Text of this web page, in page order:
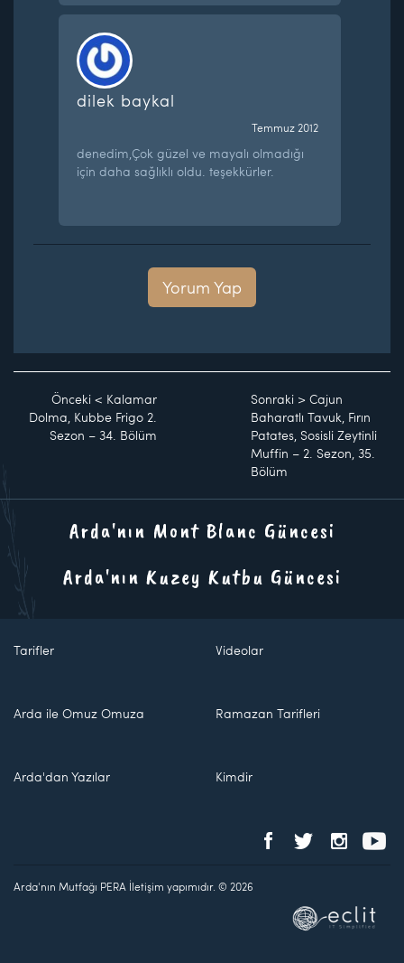
dilek baykal
Temmuz 2012
denedim,Çok güzel ve mayalı olmadığı
için daha sağlıklı oldu. teşekkürler.
Yorum Yap
Önceki < Kalamar
Dolma, Kubbe Frigo 2.
Sezon – 34. Bölüm
Sonraki >Cajun
Baharatlı Tavuk, Fırın
Patates, Sosisli Zeytinli
Muffin – 2. Sezon, 35.
Bölüm
Arda'nın Mont Blanc Güncesi
Arda'nın Kuzey Kutbu Güncesi
Tarifler Videolar
Arda ile Omuz Omuza Ramazan Tarifleri
Arda'dan Yazılar Kimdir
Arda'nın Mutfağı PERA İletişim yapımıdır. © 2026